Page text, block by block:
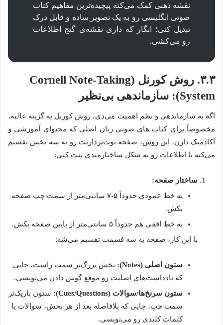
نقشه ذهنی کمک می‌کنه پیچیده‌ترین مفاهیم کتاب
صوتی انگلیسی رو به یک تصویر ساده و قابل درک
تبدیل کنی؛ انگار که داری نقشه‌ی گنج اطلاعات
رو می‌کشی.
۳.۳. روش کورنل (Cornell Note-Taking
System): سازماندهی بی‌نظیر
اگه به سازماندهی و نظم اهمیت می‌دی، روش کورنل یه گزینه عالیه،
مخصوصاً برای کتاب های صوتی زبان اصلی که محتوای آموزشی و
آکادمیک دارن. این روش، صفحه نوت‌برداریت رو به سه بخش تقسیم
می‌کنه تا اطلاعات رو به شکل ساختارمندی ثبت کنی:
ساختار صفحه:
یه خط عمودی حدوداً ۵-۷ سانتی‌متر از سمت چپ صفحه
بکش.
یه خط افقی هم حدوداً ۵ سانتی‌متر از پایین صفحه بکش.
با این کار، صفحه به سه قسمت تقسیم می‌شه:
ستون اصلی (Notes):
بخش بزرگ‌تر سمت راست، جایی
که یادداشت‌های اصلیت رو موقع گوش دادن می‌نویسی.
ستون سرنخ‌ها/سوالات (Cues/Questions):
ستون باریک‌تر
سمت چپ، جایی که بلافاصله بعد از هر بخش، سوالات یا
کلمات کلیدی رو می‌نویسی.